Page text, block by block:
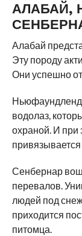
АЛАБАЙ,
Алабай
Эту породу
Они успешно
водолаз,
охраной. И при
привязывается
Сенбернар
перевалов.
людей под
приходится
питомца.